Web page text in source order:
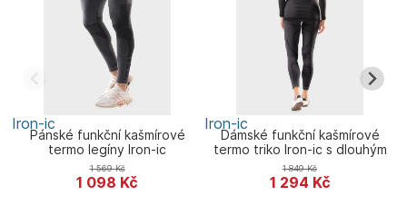
Iron-ic
Pánské funkční kašmírové
termo legíny Iron-ic
1 098 Kč
1 569Kč
Iron-ic
Dámské funkční kašmírové
termo triko Iron-ic s dlouhým
rukávem
1 294 Kč
1 849Kč